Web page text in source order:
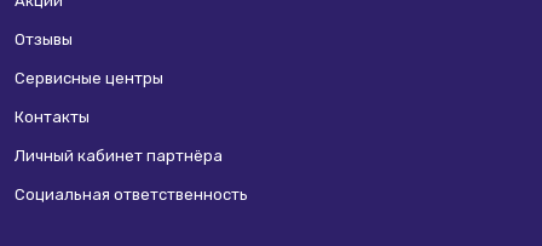
Отзывы
Сервисные центры
Контакты
Личный кабинет партнёра
Социальная ответственность